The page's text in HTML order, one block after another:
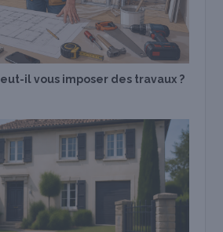
il vous imposer des travaux ?